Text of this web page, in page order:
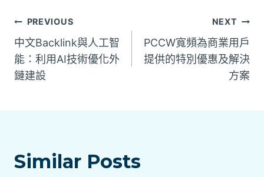
文
章
導
PREVIOUS
中文Backlink與人工智
能：利用AI技術優化外
鏈建設
NEXT
PCCW寬頻為商業用戶
提供的特別優惠及解決
方案
Similar Posts